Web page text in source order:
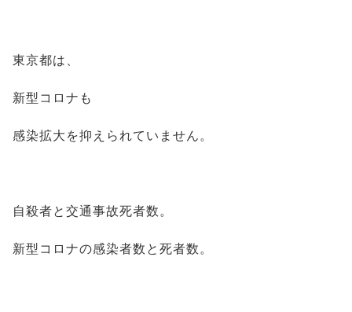
東京都は、
新型コロナも
感染拡大を抑えられていません。
自殺者と交通事故死者数。
新型コロナの感染者数と死者数。